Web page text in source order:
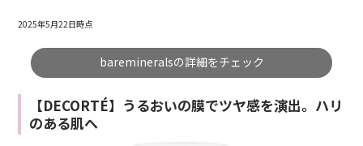
2025年5月22日時点
baremineralsの詳細をチェック
【DECORTÉ】うるおいの膜でツヤ感を演出。ハリ
のある肌へ